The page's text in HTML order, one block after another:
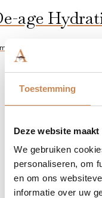
Toestemming
Deze website
We gebruiken
personaliseren, om
en om ons
informatie over uw
age